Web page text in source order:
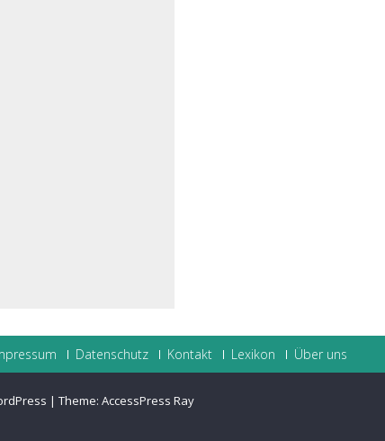
Datenschutz Kontakt Lexikon Über uns
| Theme: AccessPress Ray